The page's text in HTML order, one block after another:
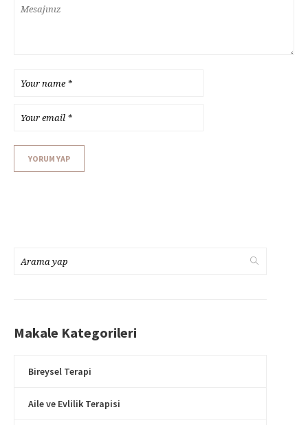
Makale Kategorileri
Bireysel Terapi
Aile ve Evlilik Terapisi